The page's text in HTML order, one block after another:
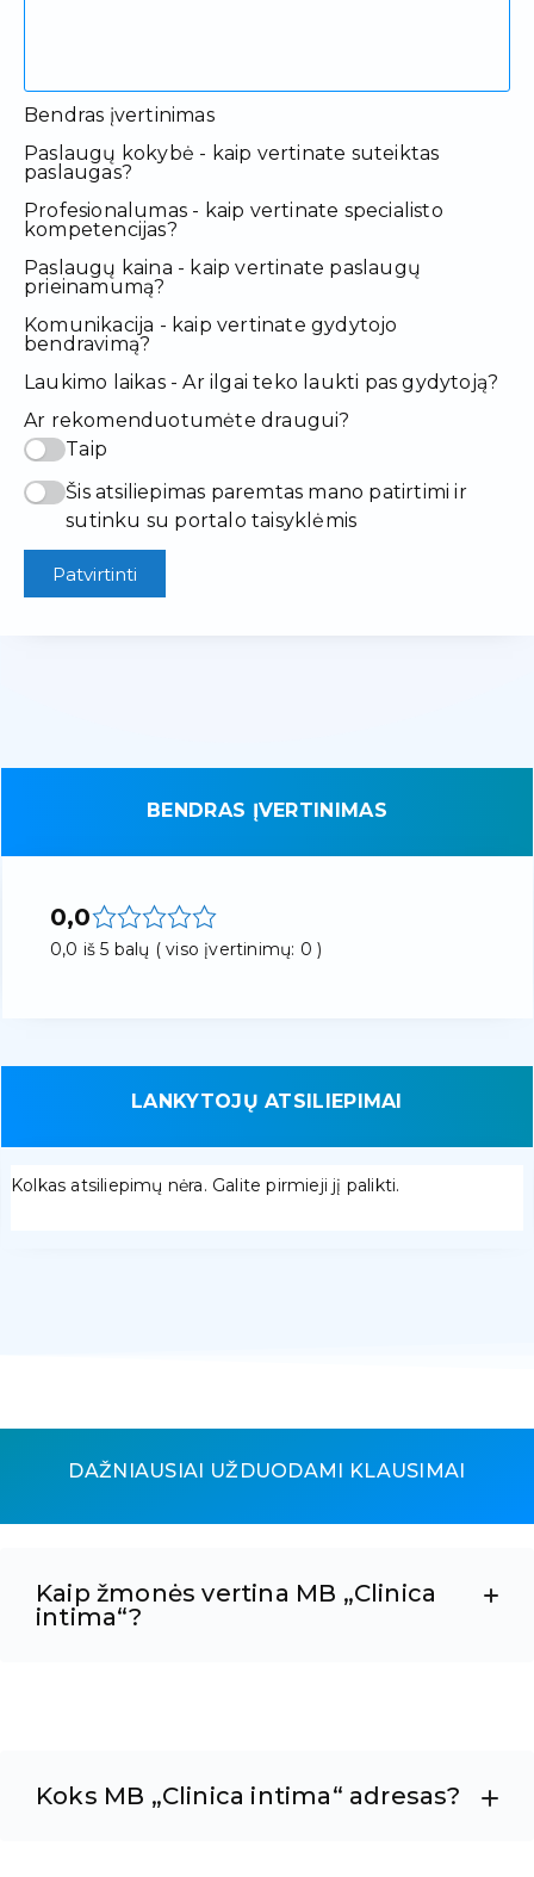
Bendras įvertinimas
Paslaugų kokybė - kaip vertinate suteiktas
paslaugas?
Profesionalumas - kaip vertinate specialisto
kompetencijas?
Paslaugų kaina - kaip vertinate paslaugų
prieinamumą?
Komunikacija - kaip vertinate gydytojo
bendravimą?
Laukimo laikas - Ar ilgai teko laukti pas gydytoją?
Ar rekomenduotumėte draugui?
Taip
Šis atsiliepimas paremtas mano patirtimi ir
sutinku su portalo taisyklėmis
Patvirtinti
BENDRAS ĮVERTINIMAS
0,0
0,0 iš 5 balų ( viso įvertinimų: 0 )
LANKYTOJŲ ATSILIEPIMAI
Kolkas atsiliepimų nėra. Galite pirmieji jį palikti.
DAŽNIAUSIAI UŽDUODAMI KLAUSIMAI
Kaip žmonės vertina MB „Clinica
intima“?
Koks MB „Clinica intima“ adresas?